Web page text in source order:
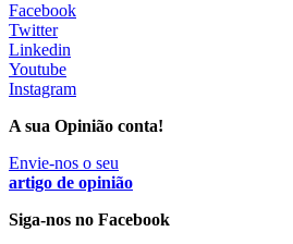
Quase 11.900 jovens recorreram aos
nutricionista no primeiro mês
7 Ago, 2026
apoio robótico em Portugal
Facebook
Twitter
Linkedin
Youtube
Instagram
A sua Opinião conta!
Envie-nos o seu
artigo de opinião
Siga-nos no Facebook